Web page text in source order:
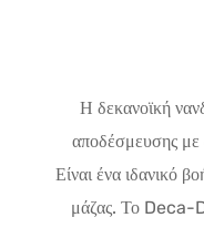
Η δεκανοϊκή
αποδέσμευσης με
Είναι ένα ιδανικό
μάζας. Το Deca-